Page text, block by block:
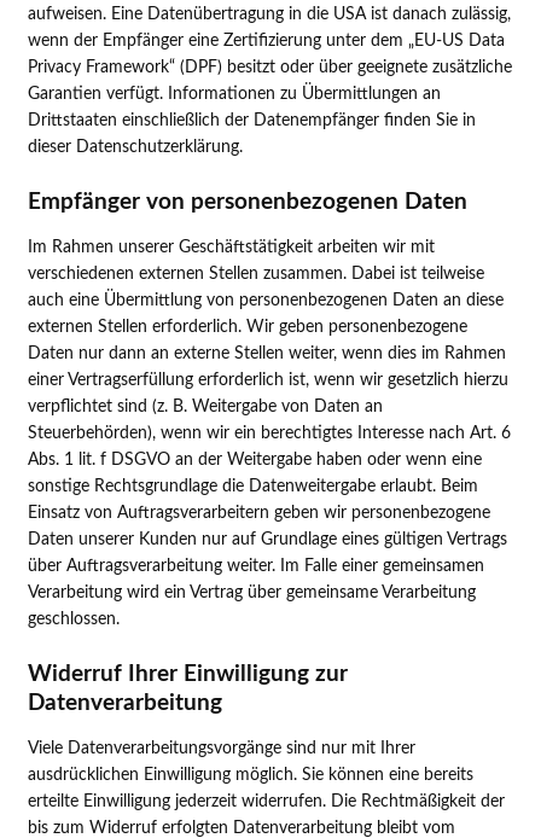
aufweisen. Eine Datenübertragung in die USA ist danach zulässig,
wenn der Empfänger eine Zertifizierung unter dem „EU-US Data
Privacy Framework“ (DPF) besitzt oder über geeignete zusätzliche
Garantien verfügt. Informationen zu Übermittlungen an
Drittstaaten einschließlich der Datenempfänger finden Sie in
dieser Datenschutzerklärung.
Empfänger von personenbezogenen Daten
Im Rahmen unserer Geschäftstätigkeit arbeiten wir mit
verschiedenen externen Stellen zusammen. Dabei ist teilweise
auch eine Übermittlung von personenbezogenen Daten an diese
externen Stellen erforderlich. Wir geben personenbezogene
Daten nur dann an externe Stellen weiter, wenn dies im Rahmen
einer Vertragserfüllung erforderlich ist, wenn wir gesetzlich hierzu
verpflichtet sind (z. B. Weitergabe von Daten an
Steuerbehörden), wenn wir ein berechtigtes Interesse nach Art. 6
Abs. 1 lit. f DSGVO an der Weitergabe haben oder wenn eine
sonstige Rechtsgrundlage die Datenweitergabe erlaubt. Beim
Einsatz von Auftragsverarbeitern geben wir personenbezogene
Daten unserer Kunden nur auf Grundlage eines gültigen Vertrags
über Auftragsverarbeitung weiter. Im Falle einer gemeinsamen
Verarbeitung wird ein Vertrag über gemeinsame Verarbeitung
geschlossen.
Widerruf Ihrer Einwilligung zur
Datenverarbeitung
Viele Datenverarbeitungsvorgänge sind nur mit Ihrer
ausdrücklichen Einwilligung möglich. Sie können eine bereits
erteilte Einwilligung jederzeit widerrufen. Die Rechtmäßigkeit der
bis zum Widerruf erfolgten Datenverarbeitung bleibt vom